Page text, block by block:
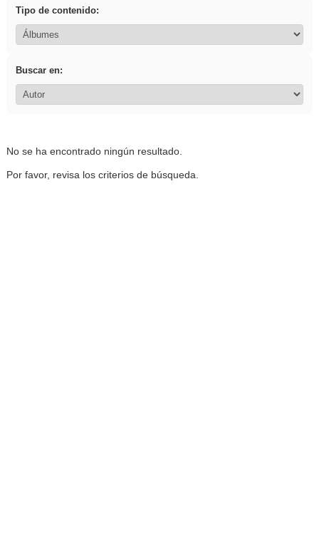
Tipo de contenido:
Buscar en:
No se ha encontrado ningún resultado.
Por favor, revisa los criterios de búsqueda.